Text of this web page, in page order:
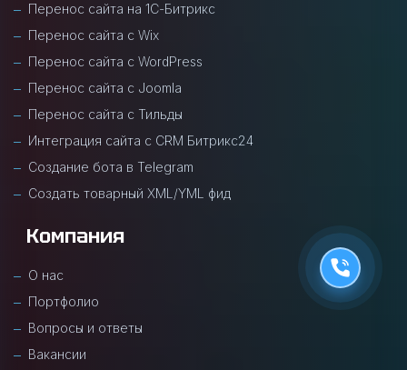
Перенос сайта на 1С-Битрикс
Перенос сайта с Wix
Перенос сайта с WordPress
Перенос сайта с Joomla
Перенос сайта с Тильды
Интеграция сайта с CRM Битрикс24
Создание бота в Telegram
Создать товарный XML/YML фид
Компания
О нас
Портфолио
Вопросы и ответы
Вакансии